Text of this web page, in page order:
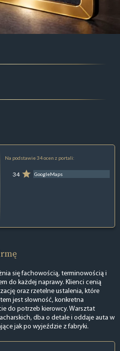
Na podstawie 34 ocen z portali:
34 GoogleMaps
się fachowością, terminowością i
do każdej naprawy. Klienci cenią
oraz rzetelne ustalenia, które
jest słowność, konkretna
do potrzeb kierowcy. Warsztat
dba o detale i oddaje auta w
jak po wyjeździe z fabryki.